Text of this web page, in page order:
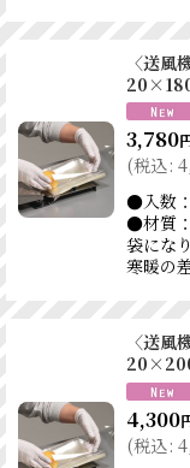
〈送
3,780
(税込:
●入数
●材質
袋にな
寒暖の
〈送
4,300
(税込: